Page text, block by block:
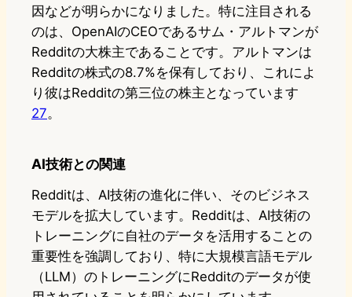
因などが明らかになりました。特に注目される
のは、OpenAIのCEOであるサム・アルトマンが
Redditの大株主であることです。アルトマンは
Redditの株式の8.7%を保有しており、これによ
り彼はRedditの第三位の株主となっています
27。
AI技術との関連
Redditは、AI技術の進化に伴い、そのビジネス
モデルを拡大しています。Redditは、AI技術の
トレーニングに自社のデータを活用することの
重要性を強調しており、特に大規模言語モデル
（LLM）のトレーニングにRedditのデータが使